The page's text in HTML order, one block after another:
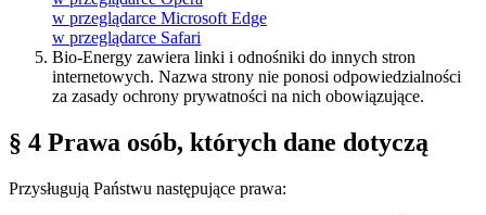
w przeglądarce Microsoft Edge
w przeglądarce Safari
Bio-Energy zawiera linki i odnośniki do innych stron
internetowych. Nazwa strony nie ponosi odpowiedzialności
za zasady ochrony prywatności na nich obowiązujące.
§ 4 Prawa osób, których dane dotyczą
Przysługują Państwu następujące prawa: